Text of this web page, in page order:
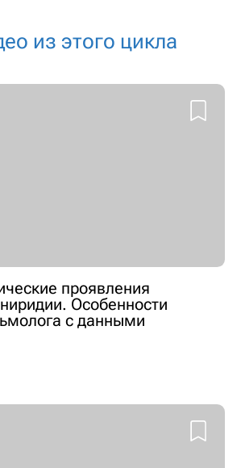
из этого цикла
проявления
Особенности
с данными